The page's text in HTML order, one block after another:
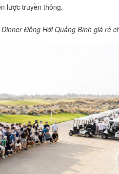
lược truyền thông.
Đồng Hới Quảng Bình giá rẻ